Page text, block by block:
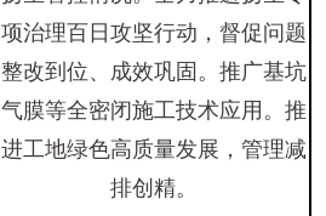
项治理百日攻坚行动，督促问题
整改到位、成效巩固。推广基坑
气膜等全密闭施工技术应用。推
进工地绿色高质量发展，管理减
排创精。